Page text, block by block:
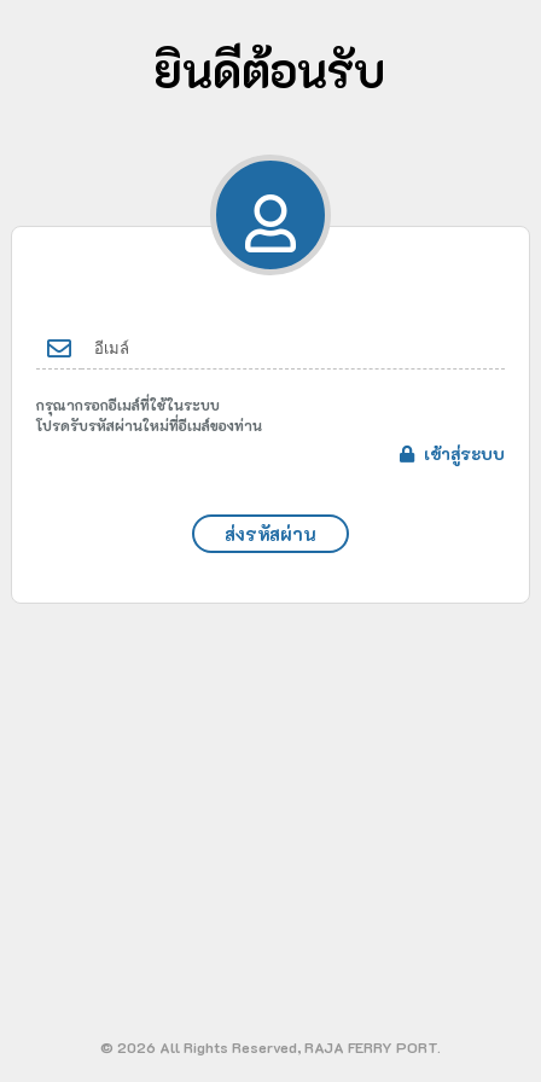
ยินดีต้อนรับ
กรุณากรอกอีเมล์ที่ใช้ในระบบ
โปรดรับรหัสผ่านใหม่ที่อีเมล์ของท่าน
เข้าสู่ระบบ
ส่งรหัสผ่าน
© 2026 All Rights Reserved, RAJA FERRY PORT.